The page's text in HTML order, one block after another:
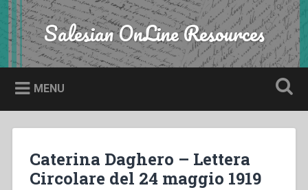
Skip
to
content
Search Salesian OnLine Resources
MENU
Caterina Daghero – Lettera
Circolare del 24 maggio 1919